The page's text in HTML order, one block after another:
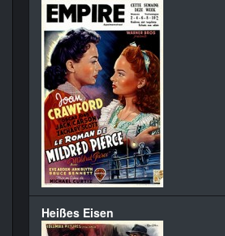
Heißes Eisen